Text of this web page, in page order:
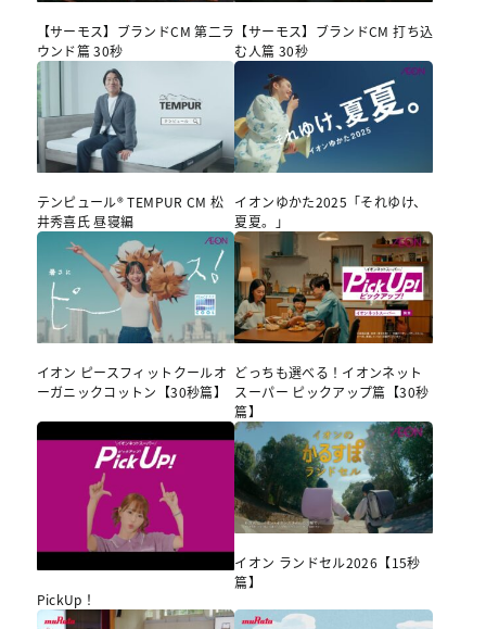
【サーモス】ブランドCM 第二ラ
ウンド篇 30秒
【サーモス】ブランドCM 打ち込
む人篇 30秒
テンピュール® TEMPUR CM 松
井秀喜氏 昼寝編
イオンゆかた2025「それゆけ、
夏夏。」
イオン ピースフィットクールオ
ーガニックコットン【30秒篇】
どっちも選べる！イオンネット
スーパー ピックアップ篇【30秒
篇】
PickUp！
イオン ランドセル2026【15秒
篇】